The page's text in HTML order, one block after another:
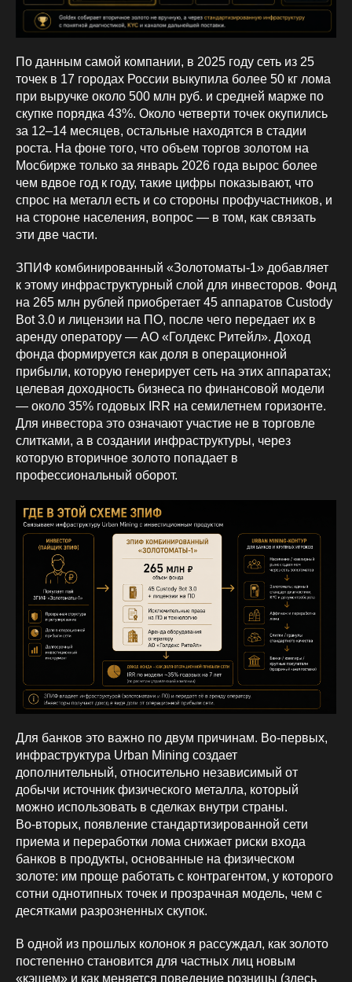
По данным самой компании, в 2025 году сеть из 25
точек в 17 городах России выкупила более 50 кг лома
при выручке около 500 млн руб. и средней марже по
скупке порядка 43%. Около четверти точек окупились
за 12–14 месяцев, остальные находятся в стадии
роста. На фоне того, что объем торгов золотом на
Мосбирже только за январь 2026 года вырос более
чем вдвое год к году, такие цифры показывают, что
спрос на металл есть и со стороны профучастников, и
на стороне населения, вопрос — в том, как связать
эти две части.
ЗПИФ комбинированный «Золотоматы‑1» добавляет
к этому инфраструктурный слой для инвесторов. Фонд
на 265 млн рублей приобретает 45 аппаратов Custody
Bot 3.0 и лицензии на ПО, после чего передает их в
аренду оператору — АО «Голдекс Ритейл». Доход
фонда формируется как доля в операционной
прибыли, которую генерирует сеть на этих аппаратах;
целевая доходность бизнеса по финансовой модели
— около 35% годовых IRR на семилетнем горизонте.
Для инвестора это означают участие не в торговле
слитками, а в создании инфраструктуры, через
которую вторичное золото попадает в
профессиональный оборот.
Для банков это важно по двум причинам. Во‑первых,
инфраструктура Urban Mining создает
дополнительный, относительно независимый от
добычи источник физического металла, который
можно использовать в сделках внутри страны.
Во‑вторых, появление стандартизированной сети
приема и переработки лома снижает риски входа
банков в продукты, основанные на физическом
золоте: им проще работать с контрагентом, у которого
сотни однотипных точек и прозрачная модель, чем с
десятками разрозненных скупок.
В одной из прошлых колонок я рассуждал, как золото
постепенно становится для частных лиц новым
«кэшем» и как меняется поведение розницы (здесь